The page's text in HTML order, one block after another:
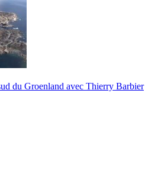
du Groenland avec Thierry Barbier